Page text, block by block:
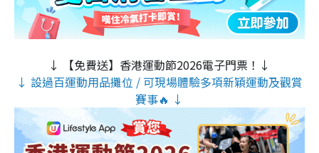
↓ 【免費送】香港運動節2026電子門票！↓
↓ 設過百運動用品攤位 / 可現場體驗多項新穎運動及觀賞
賽事🔥 ↓